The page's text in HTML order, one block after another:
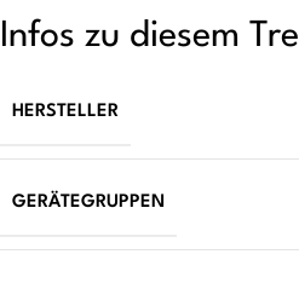
Infos zu diesem
HERSTELLER
GERÄTEGRUPPEN